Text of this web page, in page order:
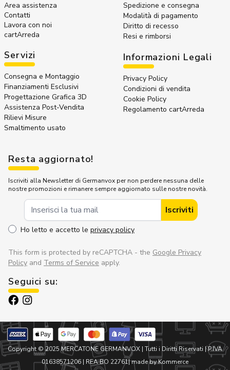
Area assistenza
Contatti
Lavora con noi
cartArreda
Servizi
Consegna e Montaggio
Finanziamenti Esclusivi
Progettazione Grafica 3D
Assistenza Post-Vendita
Rilievi Misure
Smaltimento usato
Spedizione e consegna
Modalità di pagamento
Diritto di recesso
Resi e rimborsi
Informazioni Legali
Privacy Policy
Condizioni di vendita
Cookie Policy
Regolamento cartArreda
Resta aggiornato!
Iscriviti alla Newsletter di Germanvox per non perdere nessuna delle
nostre promozioni e rimanere sempre aggiornato sulle nostre novità.
Iscriviti
Ho letto e accetto le privacy policy
This form is protected by reCAPTCHA - the Google Privacy
Policy and Terms of Service apply.
Seguici su:
Copyright © 2025 MERCATONE GERMANVOX | Tutti i Diritti Riservati | P.IVA
01638571206 | REA BO 22761| made by Kommerce